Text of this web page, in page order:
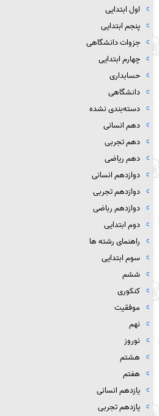
اول ابتدایی
پنجم ابتدایی
جزوات دانشگاهی
چهارم ابتدایی
حسابداری
دانشگاهی
دسته‌بندی نشده
دهم انسانی
دهم تجربی
دهم ریاضی
دوازدهم انسانی
دوازدهم تجربی
دوازدهم رباضی
دوم ابتدایی
راهنمای رشته ها
سوم ابتدایی
ششم
کنکوری
موفقیت
نهم
نوروز
هشتم
هفتم
یازدهم انسانی
یازدهم تجربی